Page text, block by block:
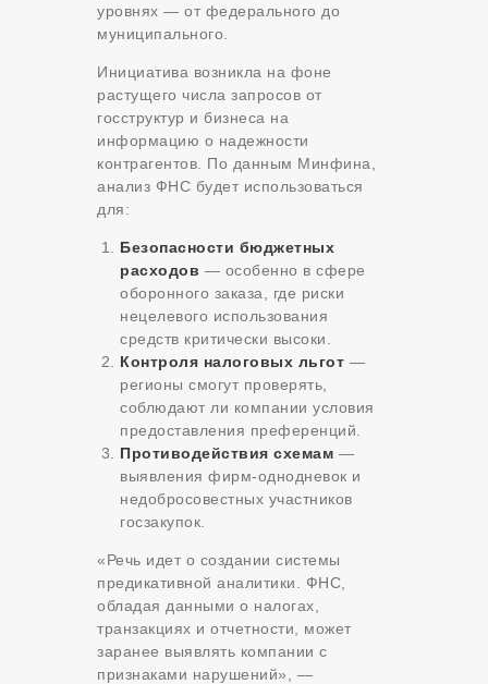
уровнях — от федерального до
муниципального.
Инициатива возникла на фоне
растущего числа запросов от
госструктур и бизнеса на
информацию о надежности
контрагентов. По данным Минфина,
анализ ФНС будет использоваться
для:
Безопасности бюджетных
расходов — особенно в сфере
оборонного заказа, где риски
нецелевого использования
средств критически высоки.
Контроля налоговых льгот —
регионы смогут проверять,
соблюдают ли компании условия
предоставления преференций.
Противодействия схемам —
выявления фирм-однодневок и
недобросовестных участников
госзакупок.
«Речь идет о создании системы
предикативной аналитики. ФНС,
обладая данными о налогах,
транзакциях и отчетности, может
заранее выявлять компании с
признаками нарушений», —